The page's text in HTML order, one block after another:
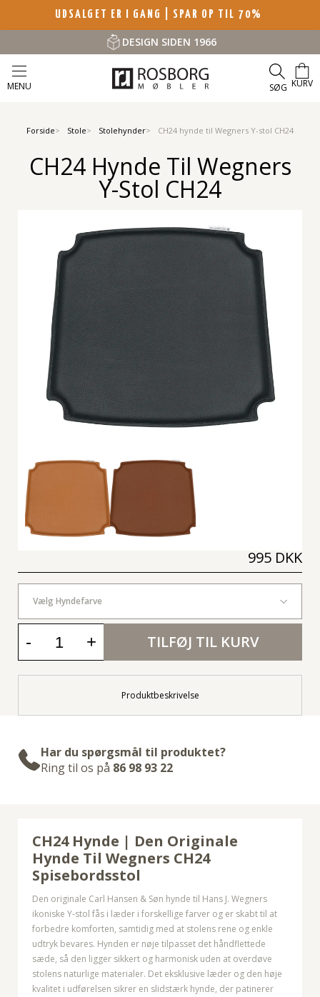
UDSALGET ER I GANG | SPAR OP TIL 70%
DESIGN SIDEN 1966
MENU SØG KURV
Forside Stole Stolehynder CH24 hynde til Wegners Y-stol CH24
CH24 Hynde Til Wegners
Y-Stol CH24
995 DKK
Vælg Hyndefarve
- + TILFØJ TIL KURV
Produktbeskrivelse
Har du spørgsmål til produktet?
Ring til os på 86 98 93 22
CH24 Hynde | Den Originale
Hynde Til Wegners CH24
Spisebordsstol
Den originale Carl Hansen & Søn hynde til Hans J. Wegners
ikoniske Y-stol fås i læder i forskellige farver og er skabt til at
forbedre komforten, samtidig med at stolens rene og enkle
udtryk bevares. Hynden er nøje tilpasset det håndflettede
sæde, så den ligger sikkert og harmonisk uden at overdøve
stolens naturlige materialer. Det eksklusive læder og den høje
kvalitet i udførelsen sikrer en slidstærk hynde, der patinerer